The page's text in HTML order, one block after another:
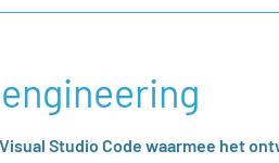
Studio Code waarmee het